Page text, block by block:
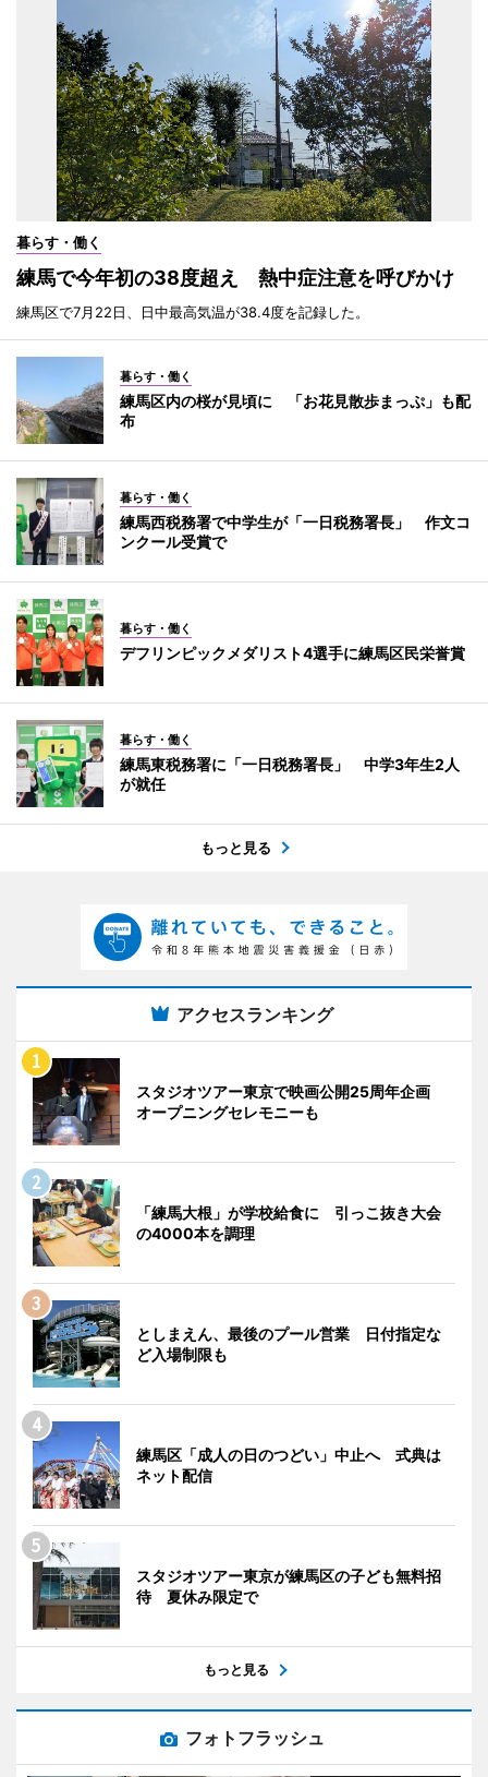
暮らす・働く
練馬で今年初の38度超え 熱中症注意を呼びかけ
練馬区で7月22日、日中最高気温が38.4度を記録した。
暮らす・働く
練馬区内の桜が見頃に 「お花見散歩まっぷ」も配
布
暮らす・働く
練馬西税務署で中学生が「一日税務署長」 作文コ
ンクール受賞で
暮らす・働く
デフリンピックメダリスト4選手に練馬区民栄誉賞
暮らす・働く
練馬東税務署に「一日税務署長」 中学3年生2人
が就任
もっと見る
アクセスランキング
スタジオツアー東京で映画公開25周年企画
オープニングセレモニーも
「練馬大根」が学校給食に 引っこ抜き大会
の4000本を調理
としまえん、最後のプール営業 日付指定な
ど入場制限も
練馬区「成人の日のつどい」中止へ 式典は
ネット配信
スタジオツアー東京が練馬区の子ども無料招
待 夏休み限定で
もっと見る
フォトフラッシュ